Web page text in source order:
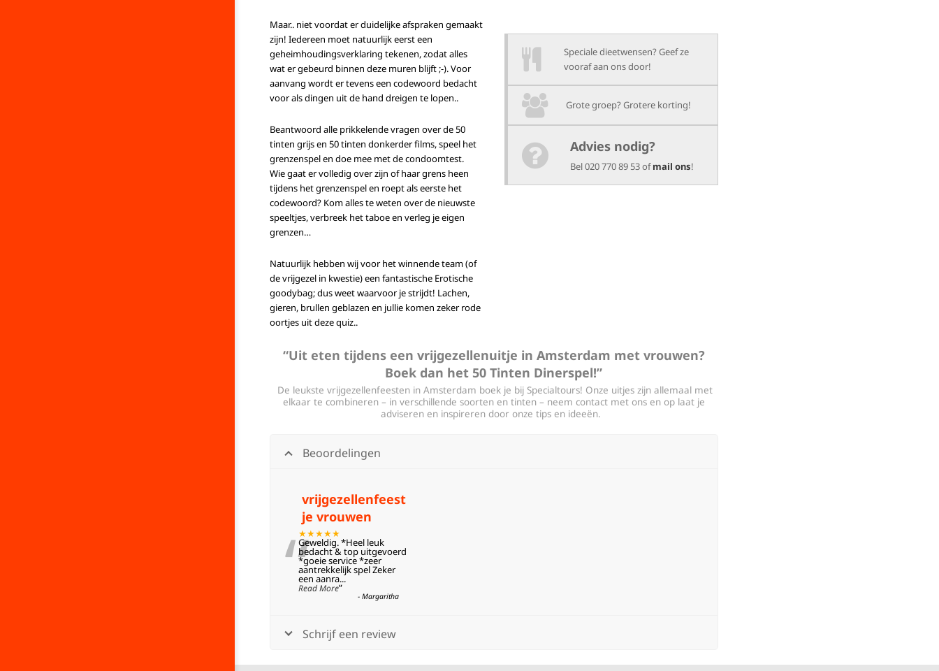
Maar.. niet voordat er duidelijke afspraken gemaakt
zijn! Iedereen moet natuurlijk eerst een
geheimhoudingsverklaring tekenen, zodat alles
wat er gebeurd binnen deze muren blijft ;-). Voor
aanvang wordt er tevens een codewoord bedacht
voor als dingen uit de hand dreigen te lopen..
Beantwoord alle prikkelende vragen over de 50
tinten grijs en 50 tinten donkerder films, speel het
grenzenspel en doe mee met de condoomtest.
Wie gaat er volledig over zijn of haar grens heen
tijdens het grenzenspel en roept als eerste het
codewoord? Kom alles te weten over de nieuwste
speeltjes, verbreek het taboe en verleg je eigen
grenzen…
Natuurlijk hebben wij voor het winnende team (of
de vrijgezel in kwestie) een fantastische Erotische
goodybag; dus weet waarvoor je strijdt! Lachen,
gieren, brullen geblazen en jullie komen zeker rode
oortjes uit deze quiz..
Speciale dieetwensen? Geef ze
vooraf aan ons door!
Grote groep? Grotere korting!
Advies nodig?
Bel 020 770 89 53 ofmail ons!
“Uit eten tijdens een vrijgezellenuitje in Amsterdam met vrouwen?
Boek dan het 50 Tinten Dinerspel!”
De leukste vrijgezellenfeesten in Amsterdam boek je bij Specialtours! Onze uitjes zijn allemaal met
elkaar te combineren – in verschillende soorten en tinten – neem contact met ons en op laat je
adviseren en inspireren door onze tips en ideeën.
Beoordelingen
vrijgezellenfeest
je vrouwen
★★★★★
“Geweldig. *Heel leuk
bedacht & top uitgevoerd
*goeie service *zeer
aantrekkelijk spel Zeker
een aanra...
Read More”
- Margaritha
Schrijf een review